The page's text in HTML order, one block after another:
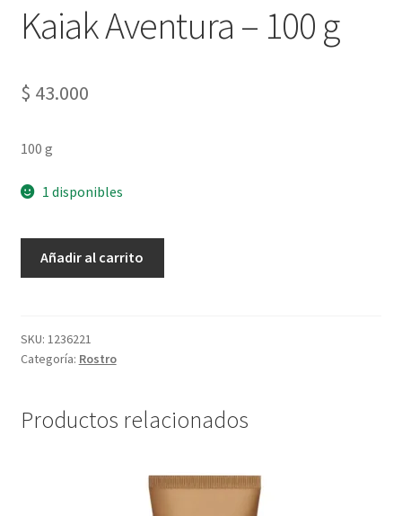
Kaiak Aventura – 100 g
$ 43.000
100 g
1 disponibles
En
1
-
Añadir al carrito
SKU: 1236221
Categoría: Rostro
Productos relacionados